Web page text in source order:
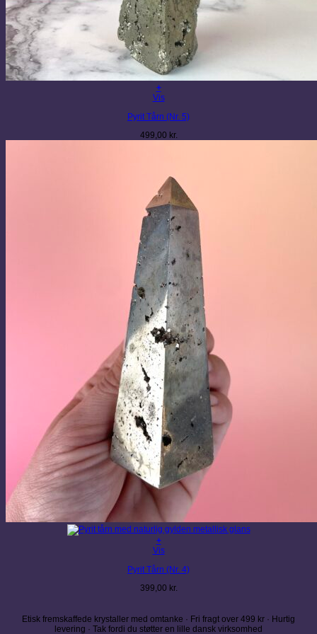
+
Vis
Pyrit Tårn (Nr. 5)
499,00 kr.
+
Vis
Pyrit Tårn (Nr. 4)
399,00 kr.
Etisk fremskaffede krystaller med omtanke · Fri fragt over 499 kr · Hurtig
levering · Tak fordi du støtter en lille dansk virksomhed